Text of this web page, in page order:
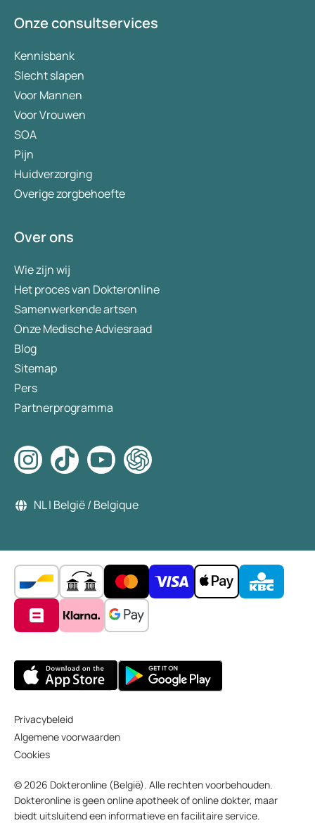
Onze consultservices
Kennisbank
Slecht slapen
Voor Mannen
Voor Vrouwen
SOA
Pijn
Huidverzorging
Overige zorgbehoefte
Over ons
Wie zijn wij
Het proces van Dokteronline
Samenwerkende artsen
Onze Medische Adviesraad
Blog
Sitemap
Pers
Partnerprogramma
NL | België / Belgique
Privacybeleid
Algemene voorwaarden
Cookies
© 2026 Dokteronline (België). Alle rechten voorbehouden.
Dokteronline is geen online apotheek of online dokter, maar
biedt uitsluitend een informatieve en facilitaire service.